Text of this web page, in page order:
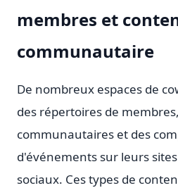
membres et
communautaire
De nombreux espaces de
des répertoires de
communautaires et des
d'événements sur leurs
sociaux. Ces types de